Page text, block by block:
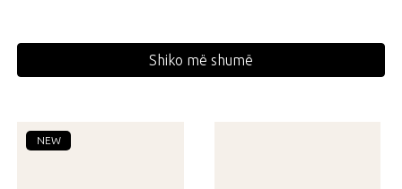
Shiko më shumë
NEW